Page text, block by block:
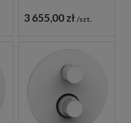
DROŻNA
JEDNOUCHWYTOWA
3 655,00 zł szt.